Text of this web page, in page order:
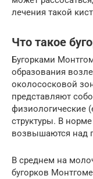
лечения такой
Что такое
Бугорками
образования
околососковой
представляют
физиологические
структуры. В
возвышаются над
В среднем на
бугорков